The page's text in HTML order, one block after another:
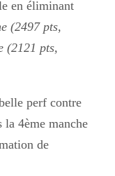
en éliminant
(2497 pts,
(2121 pts,
perf contre
la 4ème manche
de